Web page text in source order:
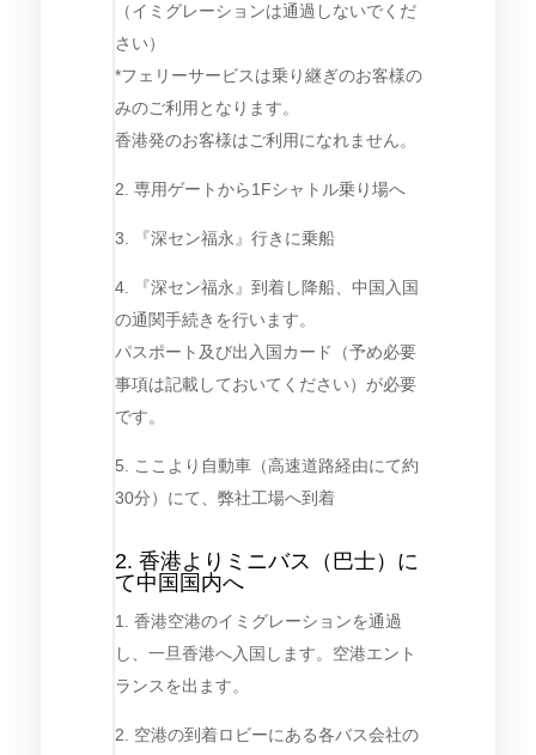
（イミグレーションは通過しないでくだ
さい）
*フェリーサービスは乗り継ぎのお客様の
みのご利用となります。
香港発のお客様はご利用になれません。
2. 専用ゲートから1Fシャトル乗り場へ
3. 『深セン福永』行きに乗船
4. 『深セン福永』到着し降船、中国入国
の通関手続きを行います。
パスポート及び出入国カード（予め必要
事項は記載しておいてください）が必要
です。
5. ここより自動車（高速道路経由にて約
30分）にて、弊社工場へ到着
2. 香港よりミニバス（巴士）に
て中国国内へ
1. 香港空港のイミグレーションを通過
し、一旦香港へ入国します。空港エント
ランスを出ます。
2. 空港の到着ロビーにある各バス会社の